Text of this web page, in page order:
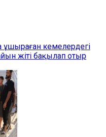
ұшыраған кемелердегі
жіті бақылап отыр